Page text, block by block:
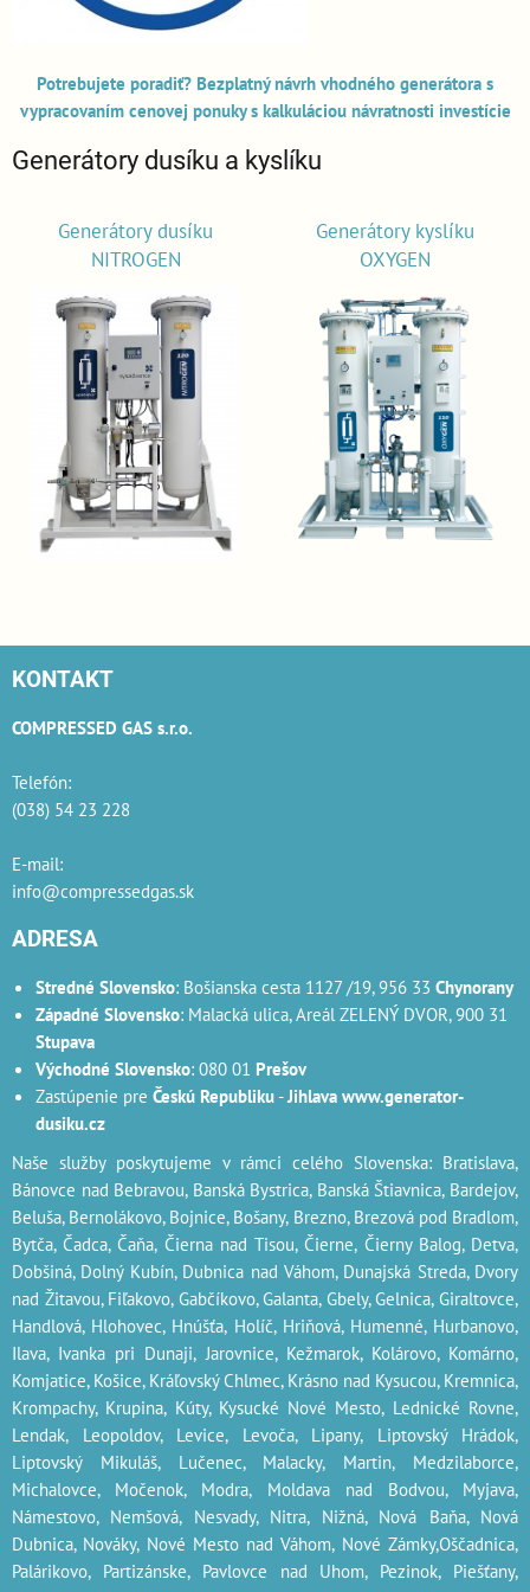
Potrebujete poradiť? Bezplatný návrh vhodného generátora s
vypracovaním cenovej ponuky s kalkuláciou návratnosti investície
Generátory dusíku a kyslíku
Generátory dusíku
NITROGEN
Generátory kyslíku
OXYGEN
KONTAKT
COMPRESSED GAS s.r.o.
Telefón:
(038) 54 23 228
E-mail:
info@compressedgas.sk
ADRESA
Stredné Slovensko: Bošianska cesta 1127 /19, 956 33 Chynorany
Západné Slovensko: Malacká ulica, Areál ZELENÝ DVOR, 900 31
Stupava
Východné Slovensko: 080 01 Prešov
Zastúpenie pre Českú Republiku -Jihlava www.generator-
dusiku.cz
Naše služby poskytujeme v rámci celého Slovenska: Bratislava,
Bánovce nad Bebravou, Banská Bystrica, Banská Štiavnica, Bardejov,
Beluša, Bernolákovo, Bojnice, Bošany, Brezno, Brezová pod Bradlom,
Bytča, Čadca, Čaňa, Čierna nad Tisou, Čierne, Čierny Balog, Detva,
Dobšiná, Dolný Kubín, Dubnica nad Váhom, Dunajská Streda, Dvory
nad Žitavou, Fiľakovo, Gabčíkovo, Galanta, Gbely, Gelnica, Giraltovce,
Handlová, Hlohovec, Hnúšťa, Holíč, Hriňová, Humenné, Hurbanovo,
Ilava, Ivanka pri Dunaji, Jarovnice, Kežmarok, Kolárovo, Komárno,
Komjatice, Košice, Kráľovský Chlmec, Krásno nad Kysucou, Kremnica,
Krompachy, Krupina, Kúty, Kysucké Nové Mesto, Lednické Rovne,
Lendak, Leopoldov, Levice, Levoča, Lipany, Liptovský Hrádok,
Liptovský Mikuláš, Lučenec, Malacky, Martin, Medzilaborce,
Michalovce, Močenok, Modra, Moldava nad Bodvou, Myjava,
Námestovo, Nemšová, Nesvady, Nitra, Nižná, Nová Baňa, Nová
Dubnica, Nováky, Nové Mesto nad Váhom, Nové Zámky,Oščadnica,
Palárikovo, Partizánske, Pavlovce nad Uhom, Pezinok, Piešťany,